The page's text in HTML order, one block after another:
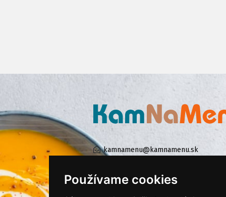
Používame cookies
kamnamenu@kamnamenu.sk